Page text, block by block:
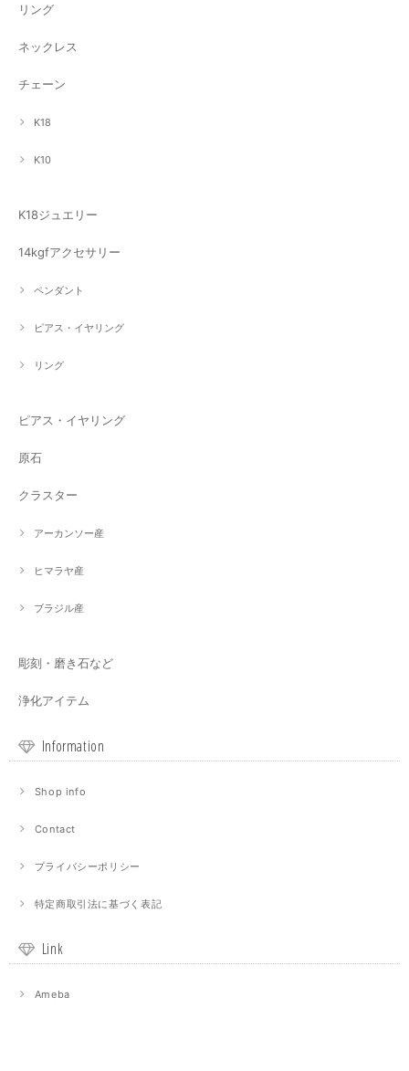
リング
ネックレス
チェーン
K18
K10
K18ジュエリー
14kgfアクセサリー
ペンダント
ピアス・イヤリング
リング
ピアス・イヤリング
原石
クラスター
アーカンソー産
ヒマラヤ産
ブラジル産
彫刻・磨き石など
浄化アイテム
Information
Shop info
Contact
プライバシーポリシー
特定商取引法に基づく表記
Link
Ameba